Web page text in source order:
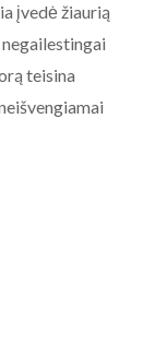
įvedė žiaurią
teisina